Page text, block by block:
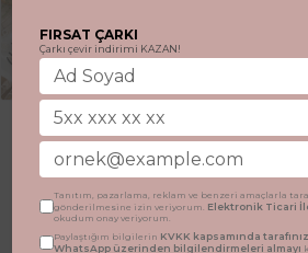
FIRSAT ÇARKI
Çarkı çevir indirimi KAZAN!
Tanıtım, pazarlama, reklam ve benzeri amaçlarla
gönderilmesine izin veriyorum. Elektronik Ticari
okudum onay veriyorum.
Paylaştığım bilgilerin KVKK kapsamında
WhatsApp üzerinden bilgilendirmeleri almayı